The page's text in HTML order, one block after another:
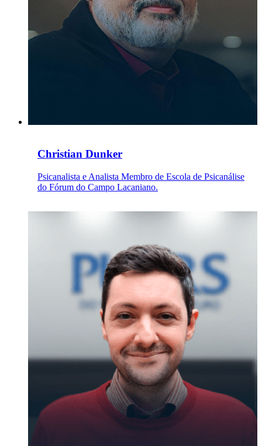
Christian Dunker
Psicanalista e Analista Membro de Escola de Psicanálise
do Fórum do Campo Lacaniano.